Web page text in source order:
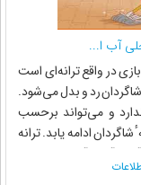
آب ا...
در واقع ترانه‌اى است
شاگردان رد و بدل مى‌شود.
و مى‌تواند برحسب
ادامه یابد. ترانه
آهای آب اومد کدوم
کدوم تش؟ ...